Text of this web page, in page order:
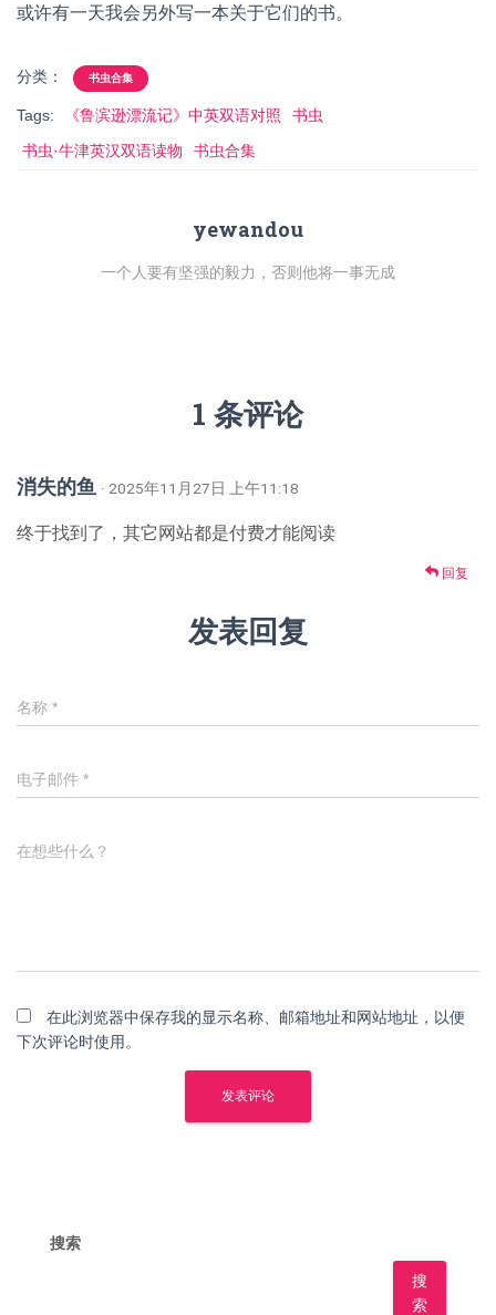
或许有一天我会另外写一本关于它们的书。
分类： 书虫合集
Tags: 《鲁滨逊漂流记》中英双语对照
书虫
书虫·牛津英汉双语读物
书虫合集
yewandou
一个人要有坚强的毅力，否则他将一事无成
1 条评论
消失的鱼 · 2025年11月27日 上午11:18
终于找到了，其它网站都是付费才能阅读
回复
发表回复
名称 *
电子邮件 *
在想些什么？
在此浏览器中保存我的显示名称、邮箱地址和网站地址，以便
下次评论时使用。
搜索
搜
索